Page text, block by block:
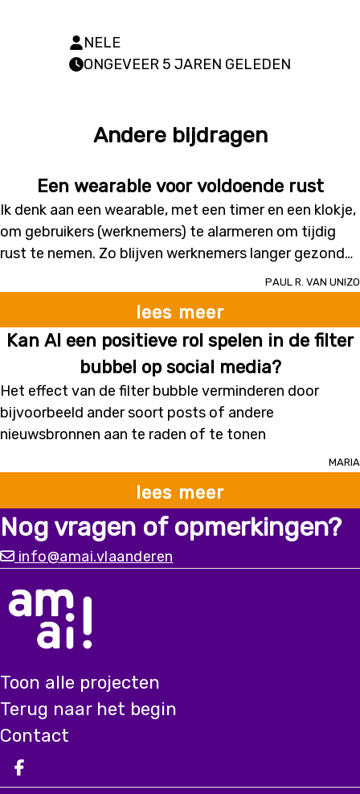
NELE
ONGEVEER 5 JAREN GELEDEN
Andere bijdragen
Een wearable voor voldoende rust
Ik denk aan een wearable, met een timer en een klokje,
om gebruikers (werknemers) te alarmeren om tijdig
rust te nemen. Zo blijven werknemers langer gezond
Paul R. van Unizo
lees meer
Kan AI een positieve rol spelen in de filter
bubbel op social media?
Het effect van de filter bubble verminderen door
bijvoorbeeld ander soort posts of andere
nieuwsbronnen aan te raden of te tonen
Maria
lees meer
Nog vragen of opmerkingen?
info@amai.vlaanderen
Toon alle projecten
Terug naar het begin
Contact
Deel op facebook